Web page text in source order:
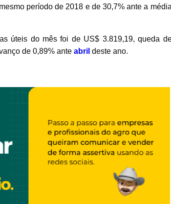
período de 2018 e de 30,7% ante a
úteis do mês foi de US$ 3.819,19, queda
de 0,89% ante abril deste ano.